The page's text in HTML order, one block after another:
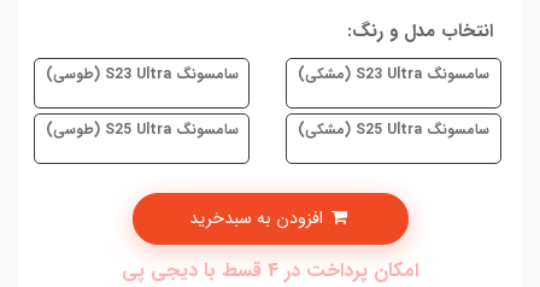
انتخاب مدل و رنگ:
سامسونگ S23 Ultra (مشکی) سامسونگ S23 Ultra (طوسی)
سامسونگ S25 Ultra (مشکی) سامسونگ S25 Ultra (طوسی)
امکان پرداخت در 4 قسط با دیجی پی